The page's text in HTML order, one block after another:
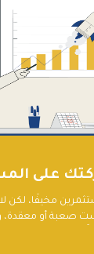
على
مخيفًا، لكن
صعبة أو معقدة،